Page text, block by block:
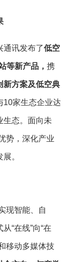
通讯发布了低空
等新产品， 携
新方案及低空典
10家生态企业达
生态。面向未
势，深化产业
。
现智能、自
“在线”向“在
移动多媒体技